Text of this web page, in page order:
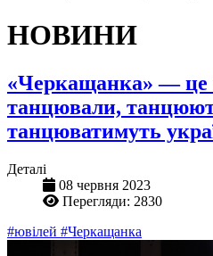
НОВИНИ
«Черкащанка» — це
танцювали,
танцюватимуть
Деталі
08 червня 2023
Перегляди: 2830
#ювілей #Черкащанка